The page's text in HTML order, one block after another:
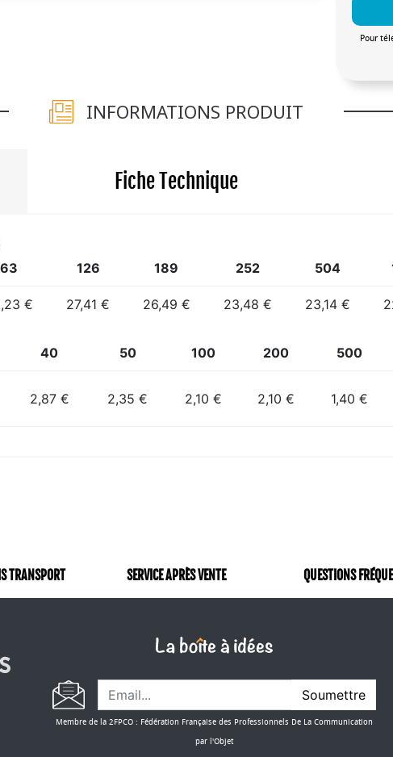
Pour
INFORMATIONS PRODUIT
Fiche Technique
63 126 189 252 504
€ 27,41 € 26,49 € 23,48 € 23,14 €
40 50 100 200 500
2,87 € 2,35 € 2,10 € 2,10 € 1,40 €
TRANSPORT SERVICE APRÈS VENTE QUESTIONS
Soumettre
Membre de la 2FPCO : Fédération Française des Professionnels De La Communication
par l'Objet